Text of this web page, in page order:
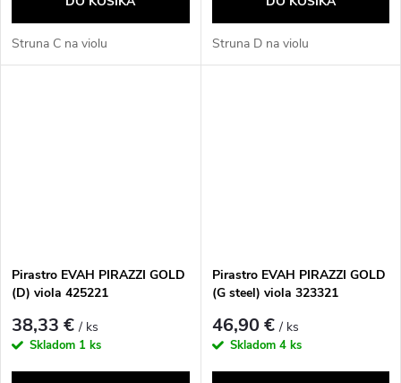
Struna C na violu Struna D na violu
Pirastro EVAH PIRAZZI GOLD
(D) viola 425221
38,33 €/ ks
Skladom 1 ks
Pirastro EVAH PIRAZZI GOLD
(G steel) viola 323321
46,90 €/ ks
Skladom 4 ks